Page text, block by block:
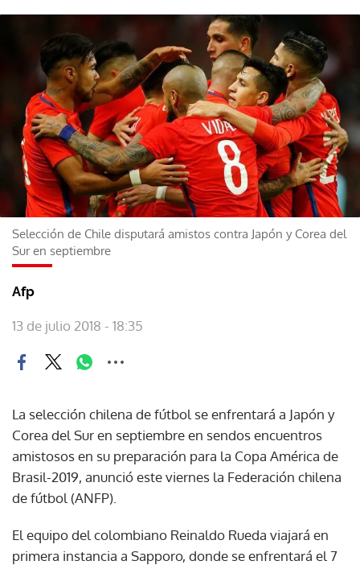
Selección de Chile disputará amistos contra Japón y Corea del
Sur en septiembre
Afp
13 de julio 2018 - 18:35
La selección chilena de fútbol se enfrentará a Japón y
Corea del Sur en septiembre en sendos encuentros
amistosos en su preparación para la Copa América de
Brasil-2019, anunció este viernes la Federación chilena
de fútbol (ANFP).
El equipo del colombiano Reinaldo Rueda viajará en
primera instancia a Sapporo, donde se enfrentará el 7